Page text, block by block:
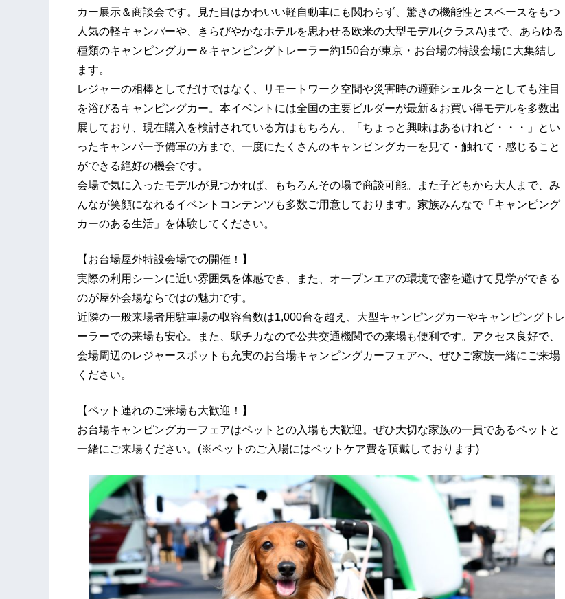
カー展示＆商談会です。見た目はかわいい軽自動車にも関わらず、驚きの機能性とスペースをもつ
人気の軽キャンパーや、きらびやかなホテルを思わせる欧米の大型モデル(クラスA)まで、あらゆる
種類のキャンピングカー＆キャンピングトレーラー約150台が東京・お台場の特設会場に大集結し
ます。
レジャーの相棒としてだけではなく、リモートワーク空間や災害時の避難シェルターとしても注目
を浴びるキャンピングカー。本イベントには全国の主要ビルダーが最新＆お買い得モデルを多数出
展しており、現在購入を検討されている方はもちろん、「ちょっと興味はあるけれど・・・」とい
ったキャンパー予備軍の方まで、一度にたくさんのキャンピングカーを見て・触れて・感じること
ができる絶好の機会です。
会場で気に入ったモデルが見つかれば、もちろんその場で商談可能。また子どもから大人まで、み
んなが笑顔になれるイベントコンテンツも多数ご用意しております。家族みんなで「キャンピング
カーのある生活」を体験してください。
【お台場屋外特設会場での開催！】
実際の利用シーンに近い雰囲気を体感でき、また、オープンエアの環境で密を避けて見学ができる
のが屋外会場ならではの魅力です。
近隣の一般来場者用駐車場の収容台数は1,000台を超え、大型キャンピングカーやキャンピングトレ
ーラーでの来場も安心。また、駅チカなので公共交通機関での来場も便利です。アクセス良好で、
会場周辺のレジャースポットも充実のお台場キャンピングカーフェアへ、ぜひご家族一緒にご来場
ください。
【ペット連れのご来場も大歓迎！】
お台場キャンピングカーフェアはペットとの入場も大歓迎。ぜひ大切な家族の一員であるペットと
一緒にご来場ください。(※ペットのご入場にはペットケア費を頂戴しております)